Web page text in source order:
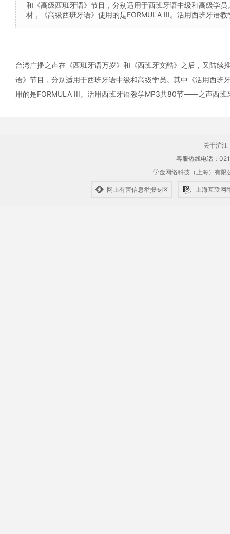
和《高级西班牙语》节目，分别适用于西班牙语中级和高级学
材，《高级西班牙语》使用的是FORMULA III。活用西班牙语
台湾广播之声在《西班牙语万岁》和《西班牙文酷》之后，又陆续
语》节目，分别适用于西班牙语中级和高级学员。其中《活用西班
用的是FORMULA III。活用西班牙语教学MP3共80节——之声西班
关于沪江
客服热线电话：
学金网络科技（上海）有
网上有害信息举报专区 上海互联网